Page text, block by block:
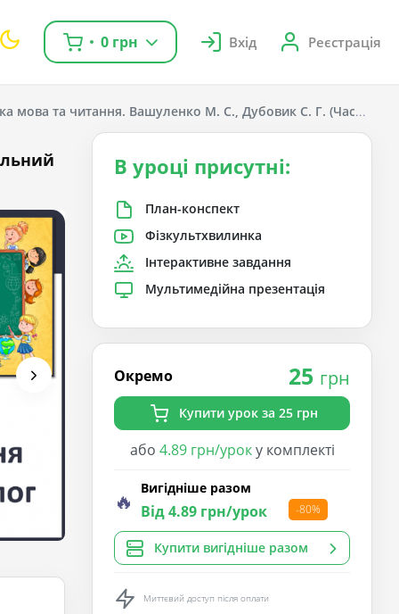
0 грн Вхід Реєстрація
мова та читання. Вашуленко М. С., Дубовик С. Г. (Частина
В уроці присутні:
План-конспект
Фізкультхвилинка
Інтерактивне завдання
Мультимедійна презентація
Окремо 25 грн
Купити урок за 25 грн
або 4.89 грн/уроку комплекті
🔥 Вигідніше разом
Від 4.89 грн/урок -80%
Купити вигідніше разом
Миттєвий доступ після оплати